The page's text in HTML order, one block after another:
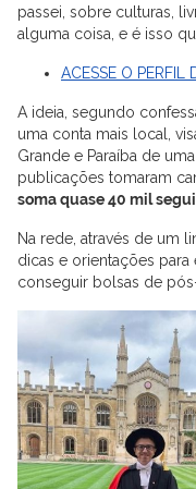
passei, sobre culturas,
alguma coisa, e é isso
ACESSE O PERFIL
A ideia, segundo
uma conta mais local,
Grande e Paraíba de
publicações tomaram
soma quase 40 mil
Na rede, através de um
dicas e orientações
conseguir bolsas de